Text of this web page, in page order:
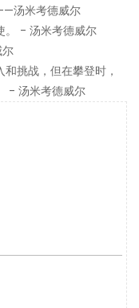
汤米考德威尔
。 - 汤米考德威尔
挑战，但在攀登时，
- 汤米考德威尔